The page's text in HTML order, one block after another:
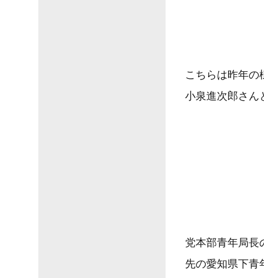
こちらは昨年の
小泉進次郎さん
党本部青年局長
先の愛知県下青